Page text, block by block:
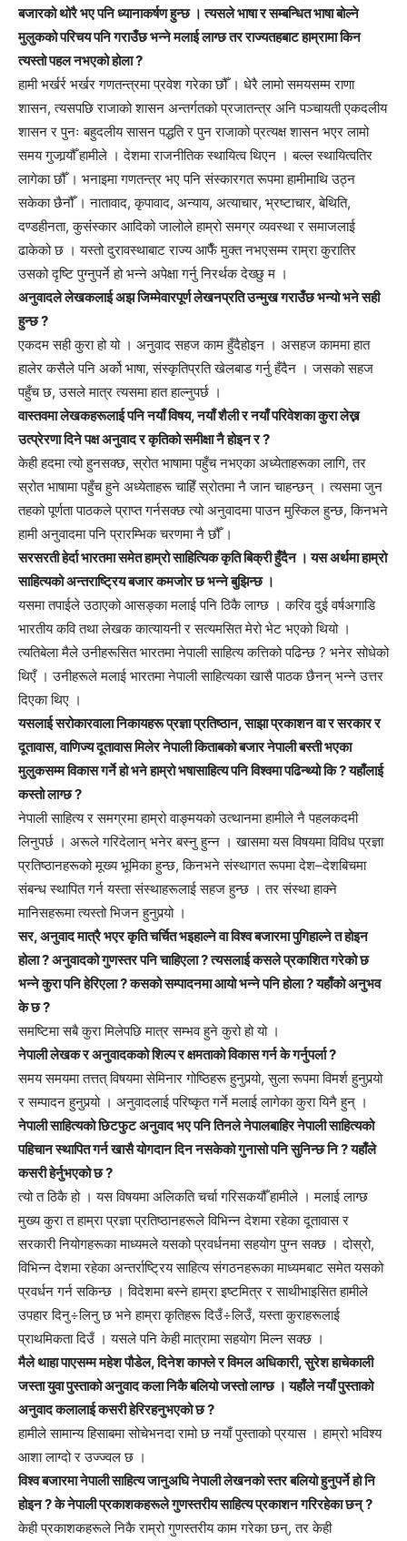
बजारको थोरै भए पनि ध्यानाकर्षण हुन्छ । त्यसले भाषा र सम्बन्धित भाषा बोल्ने
मुलुकको परिचय पनि गराउँछ भन्ने मलाई लाग्छ तर राज्यतहबाट हाम्रामा किन
त्यस्तो पहल नभएको होला ?
हामी भर्खर्र भर्खर गणतन्त्रमा प्रवेश गरेका छौँ । धेरै लामो समयसम्म राणा
शासन, त्यसपछि राजाको शासन अन्तर्गतको प्रजातन्त्र अनि पञ्चायती एकदलीय
शासन र पुनः बहुदलीय सासन पद्धति र पुन राजाको प्रत्यक्ष शासन भएर लामो
समय गुजार्‍यौँ हामीले । देशमा राजनीतिक स्थायित्व थिएन । बल्ल स्थायित्वतिर
लागेका छौँ । भनाइमा गणतन्त्र भए पनि संस्कारगत रूपमा हामीमाथि उठ्न
सकेका छैनौँ । नातावाद, कृपावाद, अन्याय, अत्याचार, भ्रष्टाचार, बेथिति,
दण्डहीनता, कुसंंस्कार आदिको जालोले हाम्रो समग्र व्यवस्था र समाजलाई
ढाकेको छ । यस्तो दुरावस्थाबाट राज्य आफैँ मुक्त नभएसम्म राम्रा कुरातिर
उसको दृष्टि पुग्नुपर्ने हो भन्ने अपेक्षा गर्नु निरर्थक देख्छु म ।
अनुवादले लेखकलाई अझ जिम्मेवारपूर्ण लेखनप्रति उन्मुख गराउँछ भन्यो भने सही
हुन्छ ?
एकदम सही कुरा हो यो । अनुवाद सहज काम हुँदैहोइन । असहज काममा हात
हालेर कसैले पनि अर्को भाषा, संस्कृतिप्रति खेलबाड गर्नु हँदैन । जसको सहज
पहुँच छ, उसले मात्र त्यसमा हात हाल्नुपर्छ ।
वास्तवमा लेखकहरूलाई पनि नयाँ विषय, नयाँ शैली र नयाँ परिवेशका कुरा लेख्न
उत्प्रेरणा दिने पक्ष अनुवाद र कृतिको समीक्षा नै होइन र ?
केही हदमा त्यो हुनसक्छ, स्रोत भाषामा पहुँच नभएका अध्येताहरूका लागि, तर
स्रोत भाषामा पहुँच हुने अध्येताहरू चाहिँ स्रोतमा नै जान चाहन्छन् । त्यसमा जुन
तहको पूर्णता पाठकले प्राप्त गर्नसक्छ त्यो अनुवादमा पाउन मुस्किल हुन्छ, किनभने
हामी अनुवादमा पनि प्रारम्भिक चरणमा नै छौँ ।
सरसरती हेर्दा भारतमा समेत हाम्रो साहित्यिक कृति बिक्री हुँदैन । यस अर्थमा हाम्रो
साहित्यको अन्तराष्ट्रिय बजार कमजोर छ भन्ने बुझिन्छ ।
यसमा तपाईले उठाएको आसङ्का मलाई पनि ठिकै लाग्छ । करिव दुई वर्षअगाडि
भारतीय कवि तथा लेखक कात्यायनी र सत्यमसित मेरो भेट भएको थियो ।
त्यतिबेला मैले उनीहरूसित भारतमा नेपाली साहित्य कत्तिको पढिन्छ ? भनेर सोधेको
थिएँ । उनीहरूले मलाई भारतमा नेपाली साहित्यका खासै पाठक छैनन् भन्ने उत्तर
दिएका थिए ।
यसलाई सरोकारवाला निकायहरू प्रज्ञा प्रतिष्ठान, साझा प्रकाशन वा र सरकार र
दूतावास, वाणिज्य दूतावास मिलेर नेपाली किताबको बजार नेपाली बस्ती भएका
मुलुकसम्म विकास गर्ने हो भने हाम्रो भषासाहित्य पनि विश्वमा पढिन्थ्यो कि ? यहाँलाई
कस्तो लाग्छ ?
नेपाली साहित्य र समग्रमा हाम्रो वाङ्मयको उत्थानमा हामीले नै पहलकदमी
लिनुपर्छ । अरूले गरिदेलान् भनेर बस्नु हुन्न । खासमा यस विषयमा विविध प्रज्ञा
प्रतिष्ठानहरूको मूख्य भूमिका हुन्छ, किनभने संस्थागत रूपमा देश–देशबिचमा
संबन्ध स्थापित गर्न यस्ता संस्थाहरूलाई सहज हुन्छ । तर संस्था हाक्ने
मानिसहरूमा त्यस्तो भिजन हुनुपर्‍यो ।
सर, अनुवाद मात्रै भएर कृति चर्चित भइहाल्ने वा विश्व बजारमा पुगिहाल्ने त होइन
होला ? अनुवादको गुणस्तर पनि चाहिएला ? त्यसलाई कसले प्रकाशित गरेको छ
भन्ने कुरा पनि हेरिएला ? कसको सम्पादनमा आयो भन्ने पनि होला ? यहाँको अनुभव
के छ ?
समष्टिमा सबै कुरा मिलेपछि मात्र सम्भव हुने कुरो हो यो ।
नेपाली लेखक र अनुवादकको शिल्प र क्षमताको विकास गर्न के गर्नुपर्ला ?
समय समयमा तत्तत् विषयमा सेमिनार गोष्ठिहरू हुनुपर्‍यो, सुला रूपमा विमर्श हुनुपर्‍यो
र सम्पादन हुनुपर्‍यो । अनुवादलाई परिष्कृत गर्ने मलाई लागेका कुरा यिनै हुन् ।
नेपाली साहित्यको छिटफुट अनुवाद भए पनि तिनले नेपालबाहिर नेपाली साहित्यको
पहिचान स्थापित गर्न खासै योगदान दिन नसकेको गुनासो पनि सुनिन्छ नि ? यहाँले
कसरी हेर्नुभएको छ ?
त्यो त ठिकै हो । यस विषयमा अलिकति चर्चा गरिसकयौँ हामीले । मलाई लाग्छ
मुख्य कुरा त हाम्रा प्रज्ञा प्रतिष्ठानहरूले विभिन्न देशमा रहेका दूतावास र
सरकारी नियोगहरूका माध्यमले यसको प्रवर्धनमा सहयोग पुग्न सक्छ । दोस्रो,
विभिन्न देशमा रहेका अन्तर्राष्ट्रिय साहित्य संगठनहरूका माध्यमबाट समेत यसको
प्रवर्धन गर्न सकिन्छ । विदेशमा बस्ने हाम्रा इष्टमित्र र साथीभाइसित हामीले
उपहार दिनु÷लिनु छ भने हाम्रा कृतिहरू दिउँ÷लिउँ, यस्ता कुराहरूलाई
प्राथमिकता दिउँ । यसले पनि केही मात्रामा सहयोग मिल्न सक्छ ।
मैले थाहा पाएसम्म महेश पौडेल, दिनेश काफ्ले र विमल अधिकारी, सुरेश हाचेकाली
जस्ता युवा पुस्ताको अनुवाद कला निकै बलियो जस्तो लाग्छ । यहाँले नयाँ पुस्ताको
अनुवाद कलालाई कसरी हेरिरहनुभएको छ ?
हामीले सामान्य हिसाबमा सोचेभनदा रामो छ नयाँ पुस्ताको प्रयास । हाम्रो भविश्य
आशा लाग्दो र उज्ज्वल छ ।
विश्व बजारमा नेपाली साहित्य जानुअघि नेपाली लेखनको स्तर बलियो हुनुपर्ने हो नि
होइन ? के नेपाली प्रकाशकहरूले गुणस्तरीय साहित्य प्रकाशन गरिरहेका छन् ?
केही प्रकाशकहरूले निकै राम्रो गुणस्तरीय काम गरेका छन्, तर केही